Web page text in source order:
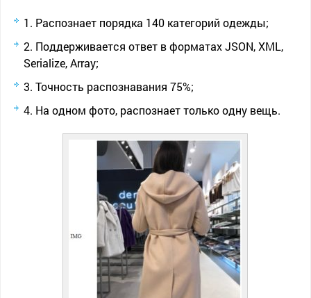
Распознает порядка 140 категорий одежды;
Поддерживается ответ в форматах JSON, XML,
Serialize, Array;
Точность распознавания 75%;
На одном фото, распознает только одну вещь.